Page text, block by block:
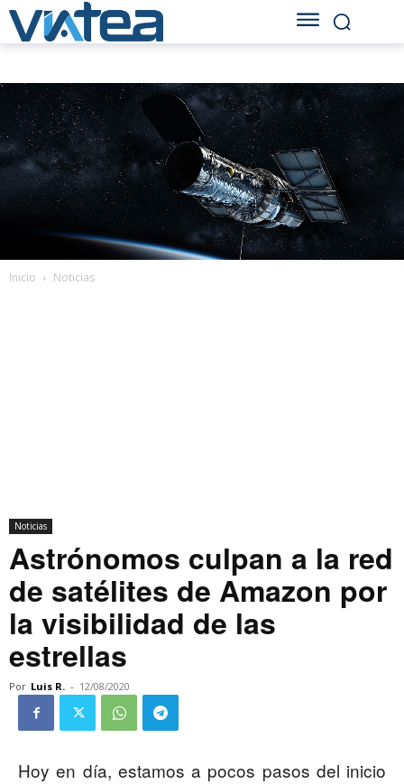
Inicio Noticias
Noticias
Astrónomos culpan a la red
de satélites de Amazon por
la visibilidad de las
estrellas
Por Luis R. - 12/08/2020
Hoy en día, estamos a pocos pasos del inicio